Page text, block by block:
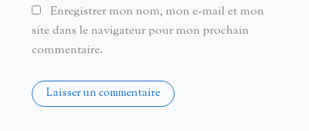
Enregistrer mon nom, mon e-mail et mon
site dans le navigateur pour mon prochain
commentaire.